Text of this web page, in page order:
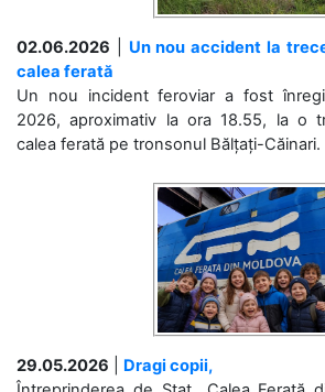
02.06.2026
Un nou accident la
calea ferată
Un nou incident feroviar a fost
2026, aproximativ la ora 18.55, la o
calea ferată pe tronsonul Bălțați-Căinari.
29.05.2026
Dragi copii,